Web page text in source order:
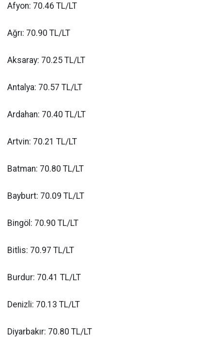
Afyon: 70.46 TL/LT
Ağrı: 70.90 TL/LT
Aksaray: 70.25 TL/LT
Antalya: 70.57 TL/LT
Ardahan: 70.40 TL/LT
Artvin: 70.21 TL/LT
Batman: 70.80 TL/LT
Bayburt: 70.09 TL/LT
Bingöl: 70.90 TL/LT
Bitlis: 70.97 TL/LT
Burdur: 70.41 TL/LT
Denizli: 70.13 TL/LT
Diyarbakır: 70.80 TL/LT